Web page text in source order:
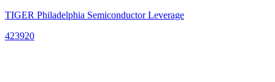
TIGER Philadelphia Semiconductor Leverage
423920